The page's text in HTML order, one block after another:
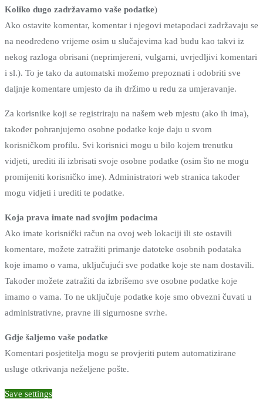
Koliko dugo zadržavamo vaše podatke)
Ako ostavite komentar, komentar i njegovi metapodaci zadržavaju se
na neodređeno vrijeme osim u slučajevima kad budu kao takvi iz
nekog razloga obrisani (neprimjereni, vulgarni, uvrjedljivi komentari
i sl.). To je tako da automatski možemo prepoznati i odobriti sve
daljnje komentare umjesto da ih držimo u redu za umjeravanje.
Za korisnike koji se registriraju na našem web mjestu (ako ih ima),
također pohranjujemo osobne podatke koje daju u svom
korisničkom profilu. Svi korisnici mogu u bilo kojem trenutku
vidjeti, urediti ili izbrisati svoje osobne podatke (osim što ne mogu
promijeniti korisničko ime). Administratori web stranica također
mogu vidjeti i urediti te podatke.
Koja prava imate nad svojim podacima
Ako imate korisnički račun na ovoj web lokaciji ili ste ostavili
komentare, možete zatražiti primanje datoteke osobnih podataka
koje imamo o vama, uključujući sve podatke koje ste nam dostavili.
Također možete zatražiti da izbrišemo sve osobne podatke koje
imamo o vama. To ne uključuje podatke koje smo obvezni čuvati u
administrativne, pravne ili sigurnosne svrhe.
Gdje šaljemo vaše podatke
Komentari posjetitelja mogu se provjeriti putem automatizirane
usluge otkrivanja neželjene pošte.
Save settings